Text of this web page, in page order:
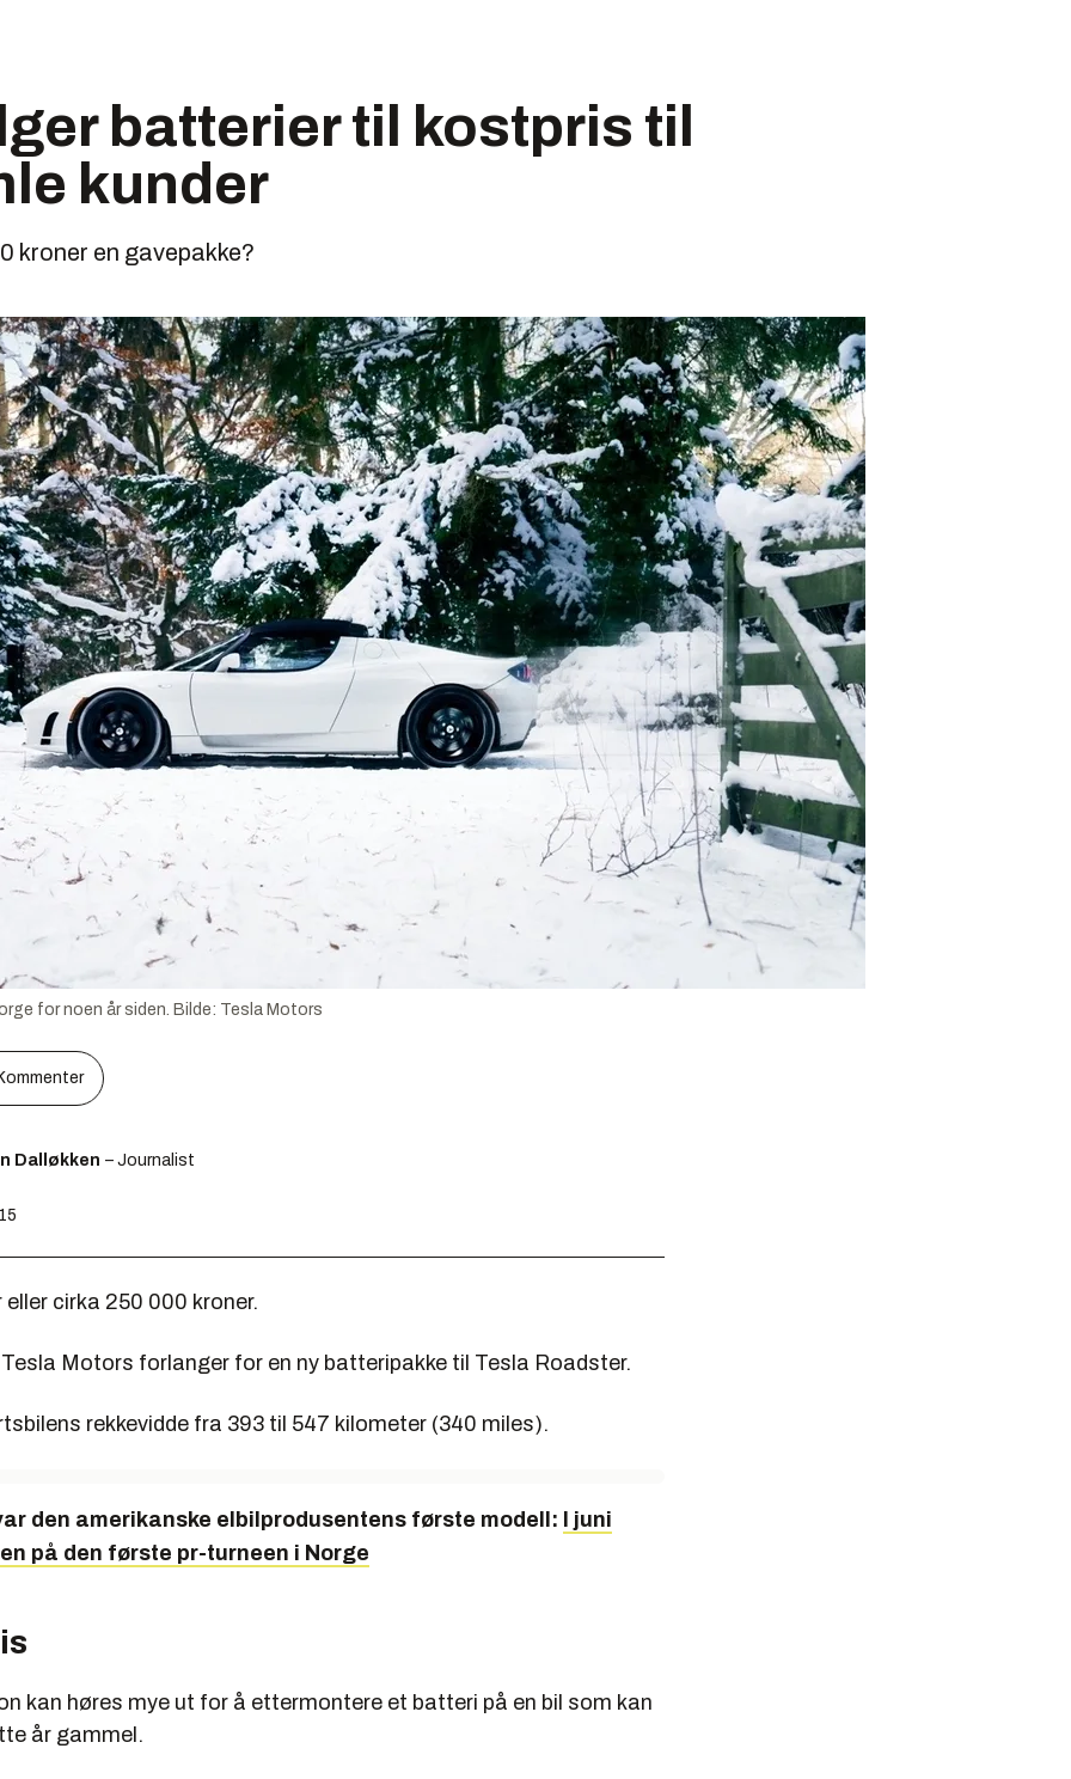
batterier til kostpris til
kunder
kroner en gavepakke?
for noen år siden. Bilde: Tesla Motors
Dalløkken – Journalist
cirka 250 000 kroner.
Motors forlanger for en ny batteripakke til Tesla Roadster.
rekkevidde fra 393 til 547 kilometer (340 miles).
den amerikanske elbilprodusentens første modell:
I juni
på den første pr-turneen i Norge
kan høres mye ut for å ettermontere et batteri på en bil som kan
år gammel.